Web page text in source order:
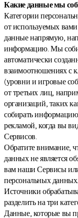
Какие данные мы
Категории
от используемых
данные напрямую,
информацию. Мы
автоматически
взаимоотношениях с
(уровни и игровые
от третьих лиц,
организаций, таких
собирать
рекламой, когда вы
Сервисов.
Обратите внимание,
данных не является
вам наши Сервисы
персональных данных.
Источники
разделить на три
Данные, которые вы